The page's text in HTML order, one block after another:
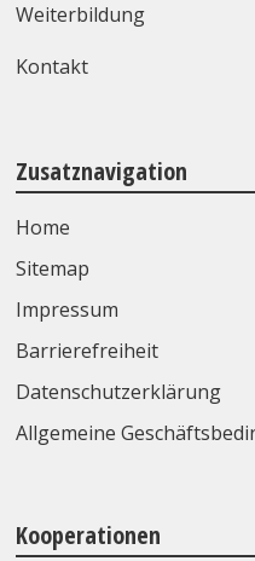
Weiterbildung
Kontakt
Zusatznavigation
Home
Sitemap
Impressum
Barrierefreiheit
Datenschutzerklärung
Allgemeine
Kooperationen